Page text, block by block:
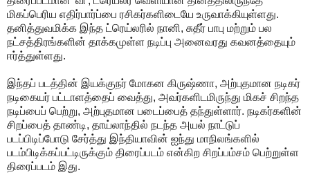
மிகப்பெரிய எதிர்பார்ப்பை ரசிகர்களிடையே உருவாக்கியுள்ளது.
தனித்துவமிக்க இந்த ட்ரெய்லரில் நானி, சுதீர் பாபு மற்றும் பல
நட்சத்திரங்களின் தாக்கமுள்ள நடிப்பு அனைவரது கவனத்தையும்
ஈர்த்துள்ளது.
இந்தப் படத்தின் இயக்குநர் மோகன கிருஷ்ணா, அற்புதமான நடிகர்
நடிகையர் பட்டாளத்தைப் வைத்து, அவர்களிடமிருந்து மிகச் சிறந்த
நடிப்பைப் பெற்று, அற்புதமான படைப்பைத் தந்துள்ளார். நடிகர்களின்
சிறப்பைத் தாண்டி, தாய்லாந்தில் நடந்த அயல் நாட்டுப்
படப்பிடிப்போடு சேர்த்து இந்தியாவின் ஐந்து மாநிலங்களில்
படம்பிடிக்கப்பட்டிருக்கும் திரைப்படம் என்கிற சிறப்பம்சம் பெற்றுள்ள
திரைப்படம் இது.